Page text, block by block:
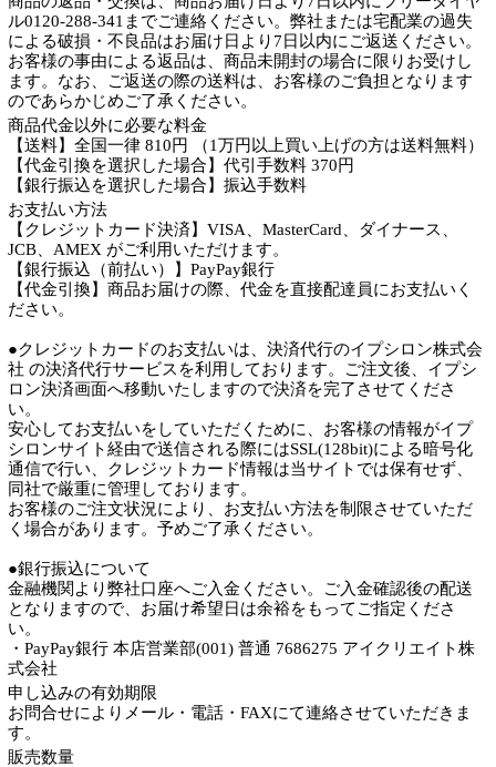
ル0120-288-341までご連絡ください。弊社または宅配業の過失
による破損・不良品はお届け日より7日以内にご返送ください。
お客様の事由による返品は、商品未開封の場合に限りお受けし
ます。なお、ご返送の際の送料は、お客様のご負担となります
のであらかじめご了承ください。
商品代金以外に必要な料金
【送料】全国一律 810円 （1万円以上買い上げの方は送料無料）
【代金引換を選択した場合】代引手数料 370円
【銀行振込を選択した場合】振込手数料
お支払い方法
【クレジットカード決済】VISA、MasterCard、ダイナース、
JCB、AMEX がご利用いただけます。
【銀行振込（前払い）】PayPay銀行
【代金引換】商品お届けの際、代金を直接配達員にお支払いく
ださい。
●クレジットカードのお支払いは、決済代行のイプシロン株式会
社 の決済代行サービスを利用しております。ご注文後、イプシ
ロン決済画面へ移動いたしますので決済を完了させてくださ
い。
安心してお支払いをしていただくために、お客様の情報がイプ
シロンサイト経由で送信される際にはSSL(128bit)による暗号化
通信で行い、クレジットカード情報は当サイトでは保有せず、
同社で厳重に管理しております。
お客様のご注文状況により、お支払い方法を制限させていただ
く場合があります。予めご了承ください。
●銀行振込について
金融機関より弊社口座へご入金ください。ご入金確認後の配送
となりますので、お届け希望日は余裕をもってご指定くださ
い。
・PayPay銀行 本店営業部(001) 普通 7686275 アイクリエイト株
式会社
申し込みの有効期限
お問合せによりメール・電話・FAXにて連絡させていただきま
す。
販売数量